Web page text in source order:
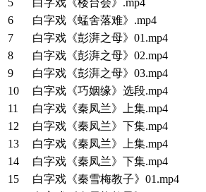
6
白字戏《蜢舍落难》.mp4
7
白字戏《彭湃之母》01.mp4
8
白字戏《彭湃之母》02.mp4
9
白字戏《彭湃之母》03.mp4
10
白字戏《巧姻缘》选段.mp4
11
白字戏《秦凤兰》上集.mp4
12
白字戏《秦凤兰》下集.mp4
13
白字戏《秦凤兰》上集.mp4
14
白字戏《秦凤兰》下集.mp4
15
白字戏《秦雪梅教子》01.mp4